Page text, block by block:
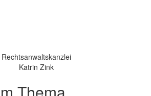
Rechtsanwaltskanzlei
Katrin Zink